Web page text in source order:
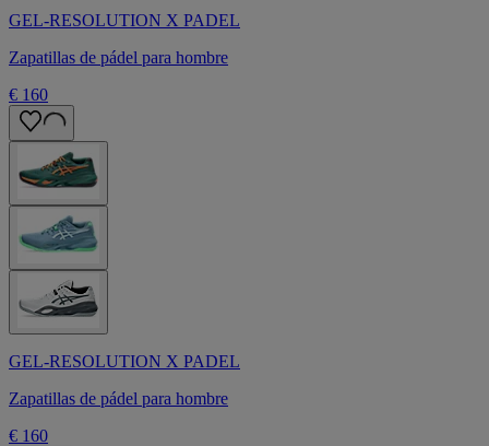
GEL-RESOLUTION X PADEL
Zapatillas de pádel para hombre
€ 160
GEL-RESOLUTION X PADEL
Zapatillas de pádel para hombre
€ 160